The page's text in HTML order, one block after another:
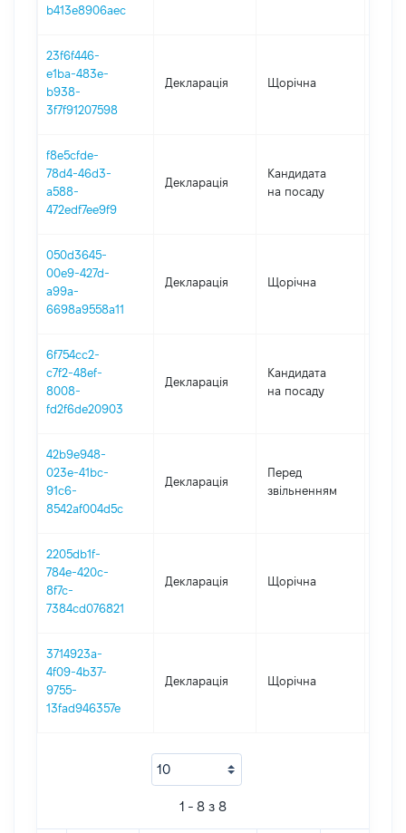
b413e8906aec
23f6f446-
e1ba-483e-
b938-
3f7f91207598
Декларація Щорічна
f8e5cfde-
78d4-46d3-
a588-
472edf7ee9f9
Декларація
Кандидата
на посаду
050d3645-
00e9-427d-
a99a-
6698a9558a11
Декларація Щорічна
6f754cc2-
c7f2-48ef-
8008-
fd2f6de20903
Декларація
Кандидата
на посаду
42b9e948-
023e-41bc-
91c6-
8542af004d5c
Декларація
Перед
звільненням
2205db1f-
784e-420c-
8f7c-
7384cd076821
Декларація Щорічна
3714923a-
4f09-4b37-
9755-
13fad946357e
Декларація Щорічна
1 - 8 з 8